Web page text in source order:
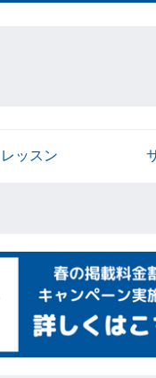
レッスン